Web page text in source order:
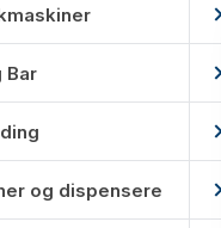
Bar
og dispensere